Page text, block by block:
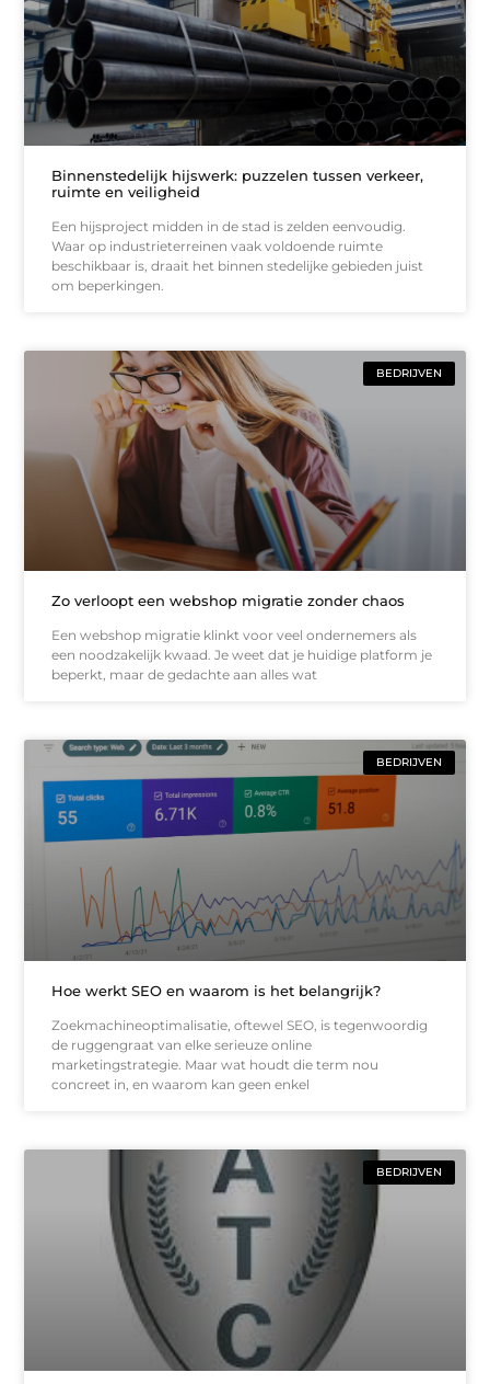
Binnenstedelijk hijswerk: puzzelen tussen verkeer,
ruimte en veiligheid
Een hijsproject midden in de stad is zelden eenvoudig.
Waar op industrieterreinen vaak voldoende ruimte
beschikbaar is, draait het binnen stedelijke gebieden juist
om beperkingen.
BEDRIJVEN
Zo verloopt een webshop migratie zonder chaos
Een webshop migratie klinkt voor veel ondernemers als
een noodzakelijk kwaad. Je weet dat je huidige platform je
beperkt, maar de gedachte aan alles wat
BEDRIJVEN
Hoe werkt SEO en waarom is het belangrijk?
Zoekmachineoptimalisatie, oftewel SEO, is tegenwoordig
de ruggengraat van elke serieuze online
marketingstrategie. Maar wat houdt die term nou
concreet in, en waarom kan geen enkel
BEDRIJVEN